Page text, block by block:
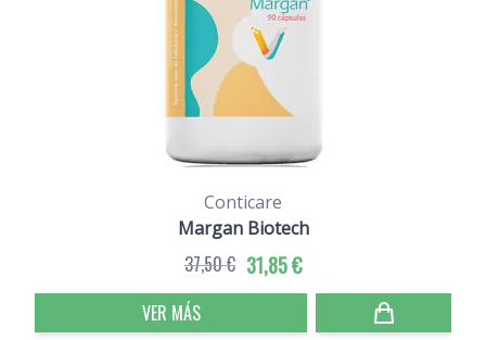
Conticare
Margan Biotech
31,85 €
37,50 €
VER MÁS